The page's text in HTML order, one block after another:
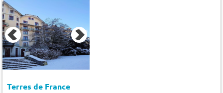
Terres de France